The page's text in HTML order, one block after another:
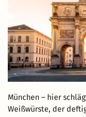
München – hier
Weißwürste, der